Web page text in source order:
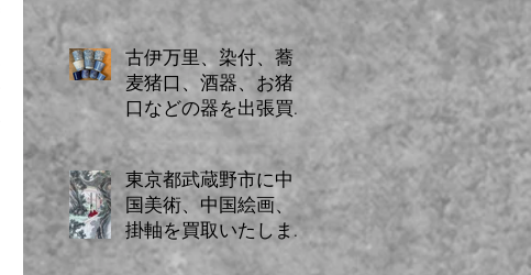
市に出張買取いたし
ました。
古伊万里、染付、蕎
麦猪口、酒器、お猪
口などの器を出張買
取にてお売りいただ
きました。
東京都武蔵野市に中
国美術、中国絵画、
掛軸を買取いたしま
した。